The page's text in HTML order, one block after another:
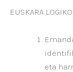
EUSKARA
eta